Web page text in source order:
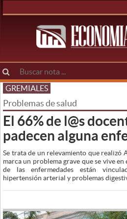
GREMIALES
Problemas de salud
El 66% de l@s
padecen alguna
Se trata de un relevamiento que realizó
marca un problema grave que se vive
de las enfermedades están
hipertensión arterial y problemas